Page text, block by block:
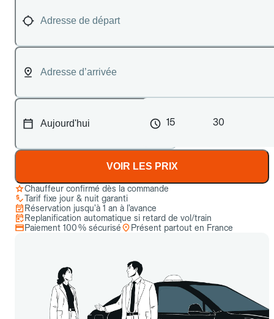
15 30
VOIR LES PRIX
Chauffeur confirmé dès la commande
Tarif fixe jour & nuit garanti
Réservation jusqu’à 1 an à l’avance
Replanification automatique si retard de vol/train
Paiement 100 % sécurisé
Présent partout en France